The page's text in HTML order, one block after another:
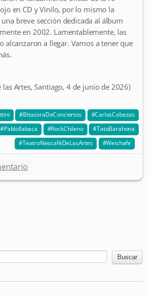
en CD y Vinilo, por lo mismo la
breve sección dedicada al álbum
en 2002. Lamentablemente, las
alcanzaron a llegar. Vamos a tener que
las Artes, Santiago, 4 de junio de 2026)
BitacoraDeConciertos
CarlosCabezas
PabloIlabaca RockChileno
TataBarahona
TeatroNescaféDeLasArtes
Weichafe
Buscar